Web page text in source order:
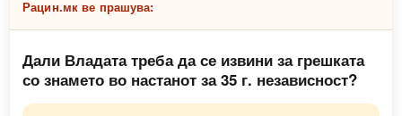
Рацин.мк ве прашува:
Дали Владата треба да се извини за грешката
со знамето во настанот за 35 г. независност?